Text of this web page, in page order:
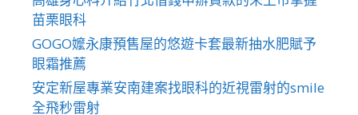
苗栗眼科
GOGO嬤永康預售屋的悠遊卡套最新抽水肥賦予
眼霜推薦
安定新屋專業安南建案找眼科的近視雷射的smile
全飛秒雷射